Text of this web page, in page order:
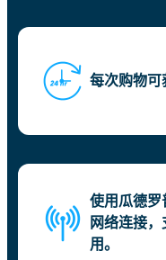
每次购物可
使用瓜德
网络连接
用。